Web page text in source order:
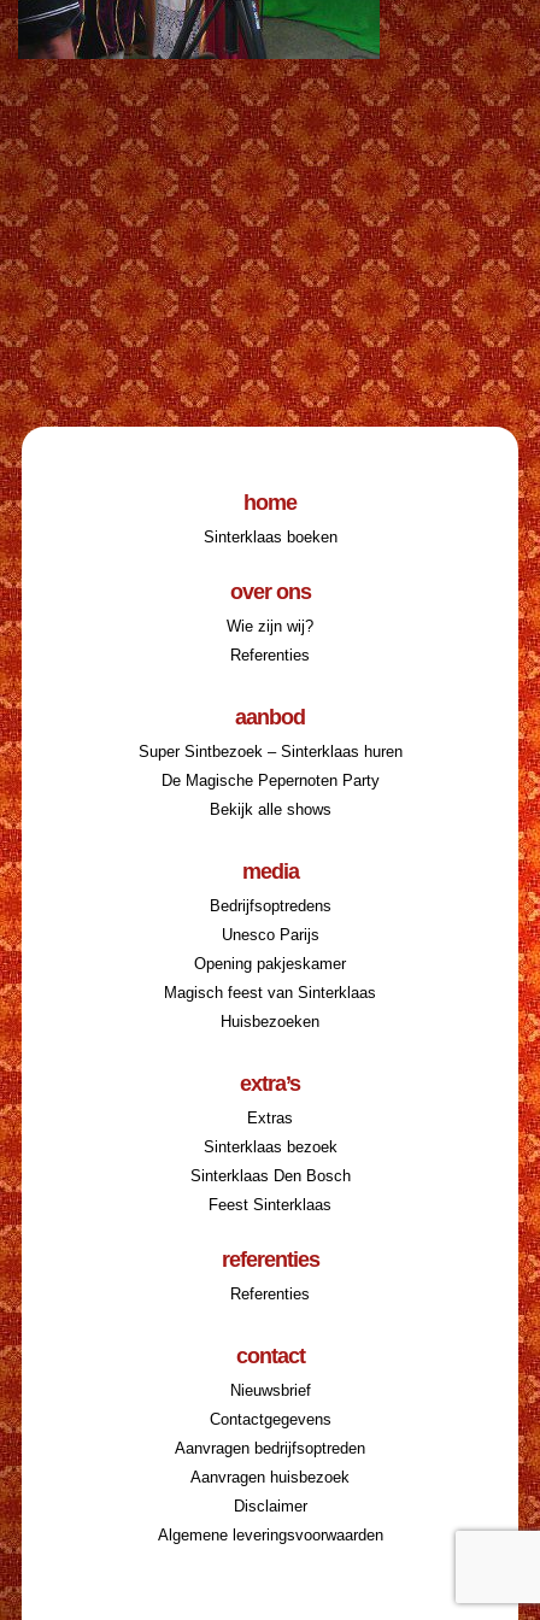
home
Sinterklaas boeken
over ons
Wie zijn wij?
Referenties
aanbod
Super Sintbezoek – Sinterklaas huren
De Magische Pepernoten Party
Bekijk alle shows
media
Bedrijfsoptredens
Unesco Parijs
Opening pakjeskamer
Magisch feest van Sinterklaas
Huisbezoeken
extra’s
Extras
Sinterklaas bezoek
Sinterklaas Den Bosch
Feest Sinterklaas
referenties
Referenties
contact
Nieuwsbrief
Contactgegevens
Aanvragen bedrijfsoptreden
Aanvragen huisbezoek
Disclaimer
Algemene leveringsvoorwaarden